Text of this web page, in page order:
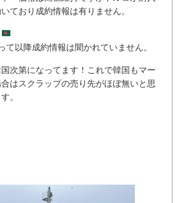
ており成約情報は有りません。
て以降成約情報は聞かれていません。
次第になってます！これで韓国もマー
はスクラップの売り先がほぼ無いと思
。